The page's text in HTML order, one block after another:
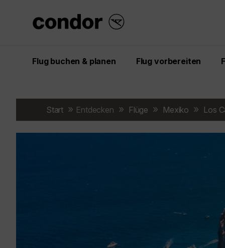
Flug buchen & planen Flug vorbereiten
Start Entdecken Flüge Mexiko Los